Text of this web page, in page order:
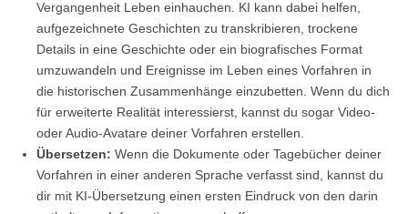
Vergangenheit Leben einhauchen. KI kann dabei helfen,
aufgezeichnete Geschichten zu transkribieren, trockene
Details in eine Geschichte oder ein biografisches Format
umzuwandeln und Ereignisse im Leben eines Vorfahren in
die historischen Zusammenhänge einzubetten. Wenn du dich
für erweiterte Realität interessierst, kannst du sogar Video-
oder Audio-Avatare deiner Vorfahren erstellen.
Übersetzen: Wenn die Dokumente oder Tagebücher deiner
Vorfahren in einer anderen Sprache verfasst sind, kannst du
dir mit KI-Übersetzung einen ersten Eindruck von den darin